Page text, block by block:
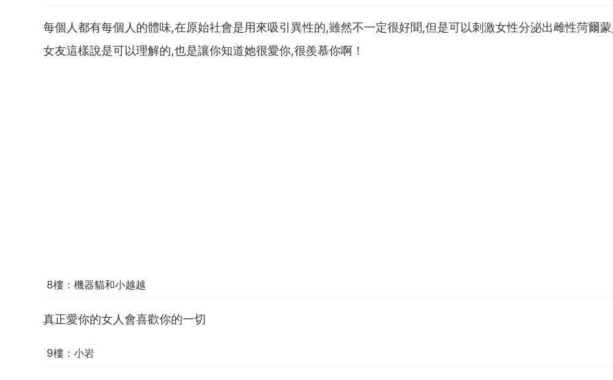
每個人都有每個人的體味,在原始社會是用來吸引異性的,雖然不一定很好聞,但是可以刺激女性分泌出雌性菏爾
女友這樣說是可以理解的,也是讓你知道她很愛你,很羨慕你啊！
8樓：機器貓和小越越
真正愛你的女人會喜歡你的一切
9樓：小岩